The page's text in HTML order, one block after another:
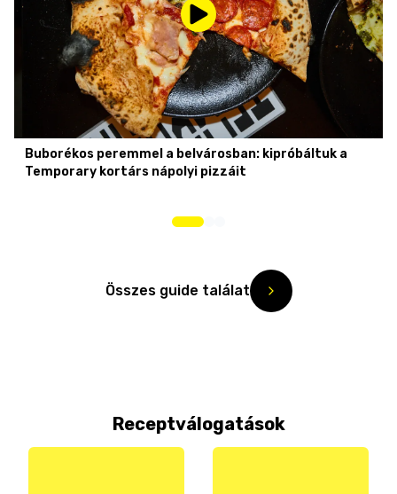
Buborékos peremmel a belvárosban: kipróbáltuk a
Temporary kortárs nápolyi pizzáit
Összes guide találat
Receptválogatások